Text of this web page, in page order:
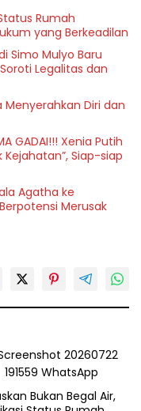
Rumah
yang Berkeadilan
Simo Mulyo Baru
Legalitas dan
Menyerahkan Diri dan
GADAI!!! Xenia Putih
Kejahatan”, Siap-siap
Agatha ke
Merusak
Bukan Begal Air,